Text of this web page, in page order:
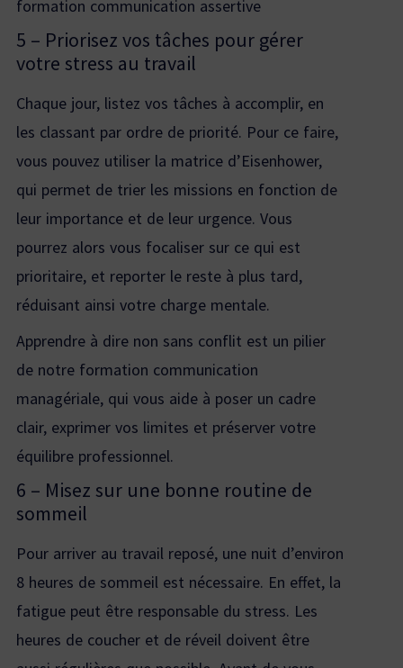
formation communication assertive
5 – Priorisez vos tâches pour gérer
votre stress au travail
Chaque jour, listez vos tâches à accomplir, en
les classant par ordre de priorité. Pour ce faire,
vous pouvez utiliser la matrice d’Eisenhower,
qui permet de trier les missions en fonction de
leur importance et de leur urgence. Vous
pourrez alors vous focaliser sur ce qui est
prioritaire, et reporter le reste à plus tard,
réduisant ainsi votre charge mentale.
Apprendre à dire non sans conflit est un pilier
de notre formation communication
managériale, qui vous aide à poser un cadre
clair, exprimer vos limites et préserver votre
équilibre professionnel.
6 – Misez sur une bonne routine de
sommeil
Pour arriver au travail reposé, une nuit d’environ
8 heures de sommeil est nécessaire. En effet, la
fatigue peut être responsable du stress. Les
heures de coucher et de réveil doivent être